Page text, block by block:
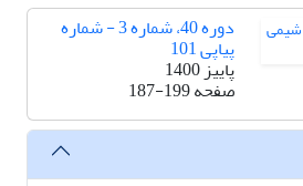
دوره 40، شماره 3 - شماره
پیاپی 101
پاییز 1400
صفحه187-199